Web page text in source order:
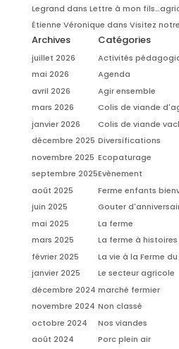
Legrand dans Lettre à mon
Étienne Véronique dans Visitez
Archives
juillet 2026
mai 2026
avril 2026
mars 2026
janvier 2026
décembre 2025
novembre 2025
septembre 2025
août 2025
juin 2025
mai 2025
mars 2025
février 2025
janvier 2025
décembre 2024
novembre 2024
octobre 2024
août 2024
Catégories
Activités
Agenda
Agir ensemble
Colis de viande
Colis de viande
Diversifications
Ecopaturage
Evènement
Ferme enfants
Gouter
La ferme
La ferme à histoires
La vie à la Ferme
Le secteur agricole
marché fermier
Non classé
Nos viandes
Porc plein air